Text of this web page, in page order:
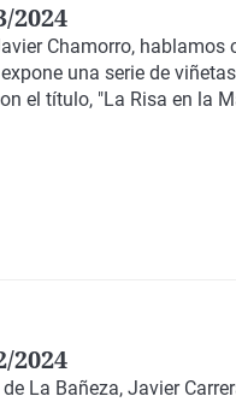
2024
Chamorro, hablamos
una serie de
el título, "La Risa en la
2024
La Bañeza, Javier